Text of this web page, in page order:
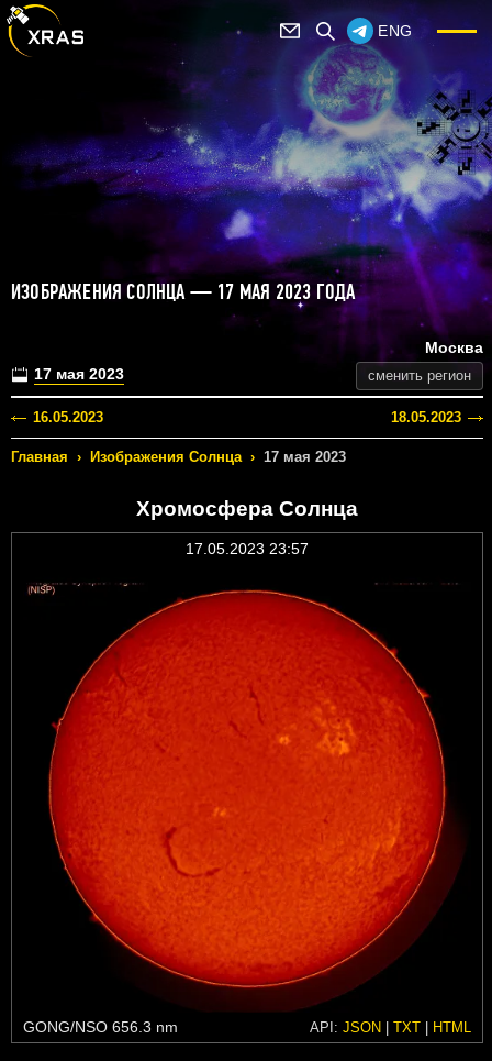
ENG
ИЗОБРАЖЕНИЯ СОЛНЦА — 17 МАЯ 2023 ГОДА
17 мая 2023
Москва
сменить регион
16.05.2023 18.05.2023
Главная › Изображения Солнца › 17 мая 2023
Хромосфера Солнца
17.05.2023 23:57
GONG/NSO 656.3 nm API: JSON | TXT | HTML